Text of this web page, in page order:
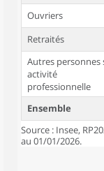
Ouvriers
Retraités
Autres personnes
activité
professionnelle
Ensemble
Source : Insee,
au 01/01/2026.